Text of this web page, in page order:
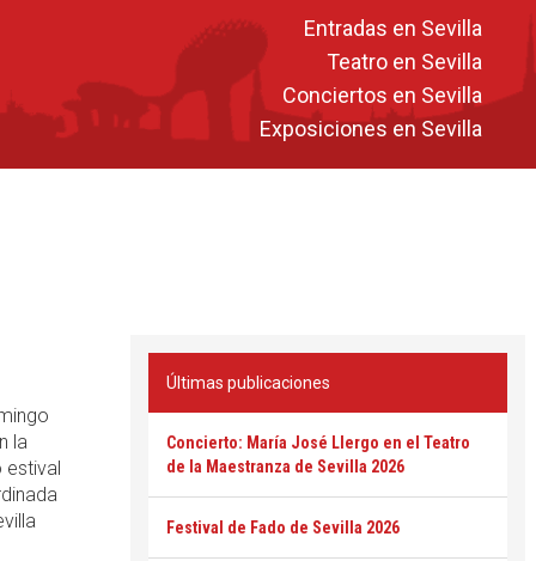
Entradas en Sevilla
Teatro en Sevilla
Conciertos en Sevilla
Exposiciones en Sevilla
la
estival
Últimas publicaciones
Concierto: María José Llergo en el Teatro
de la Maestranza de Sevilla 2026
Festival de Fado de Sevilla 2026